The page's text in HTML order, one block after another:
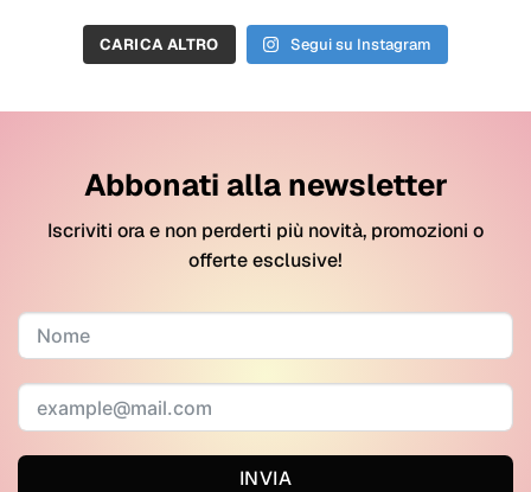
CARICA ALTRO Segui su Instagram
Abbonati alla newsletter
Iscriviti ora e non perderti più novità, promozioni o
offerte esclusive!
INVIA